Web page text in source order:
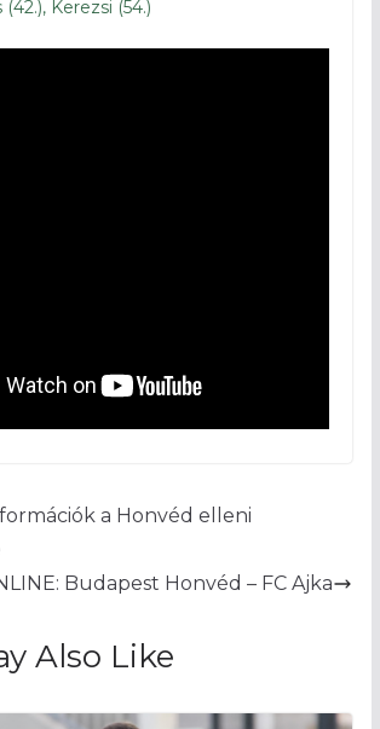
Kerezsi (54.)
a Honvéd elleni
Budapest Honvéd – FC Ajka
Also Like